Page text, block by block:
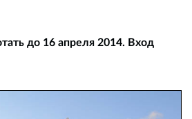
до 16 апреля 2014. Вход